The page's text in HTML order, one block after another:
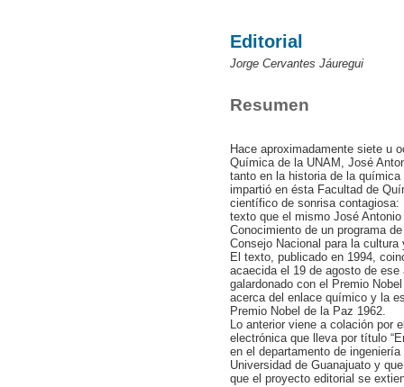
Editorial
Jorge Cervantes Jáuregui
Resumen
Hace aproximadamente siete u
Química de la UNAM, José
tanto en la historia de la
impartió en ésta Facultad de
científico de sonrisa contagiosa:
texto que el mismo José
Conocimiento de un programa
Consejo Nacional para la cultura
El texto, publicado en 1994,
acaecida el 19 de agosto de
galardonado con el Premio
acerca del enlace químico y la
Premio Nobel de la Paz 1962.
Lo anterior viene a colación por
electrónica que lleva por título
en el departamento de
Universidad de Guanajuato y
que el proyecto editorial se